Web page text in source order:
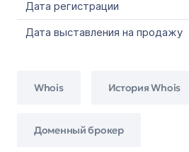
Дата регистрации
Дата выставления на продажу
Whois История Whois
Доменный брокер